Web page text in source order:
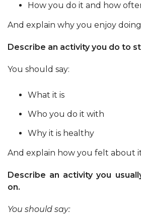
How you do it and how
And explain why you enjoy
Describe an activity you do to
You should say:
What it is
Who you do it with
Why it is healthy
And explain how you felt about
Describe an activity you
on.
You should say: